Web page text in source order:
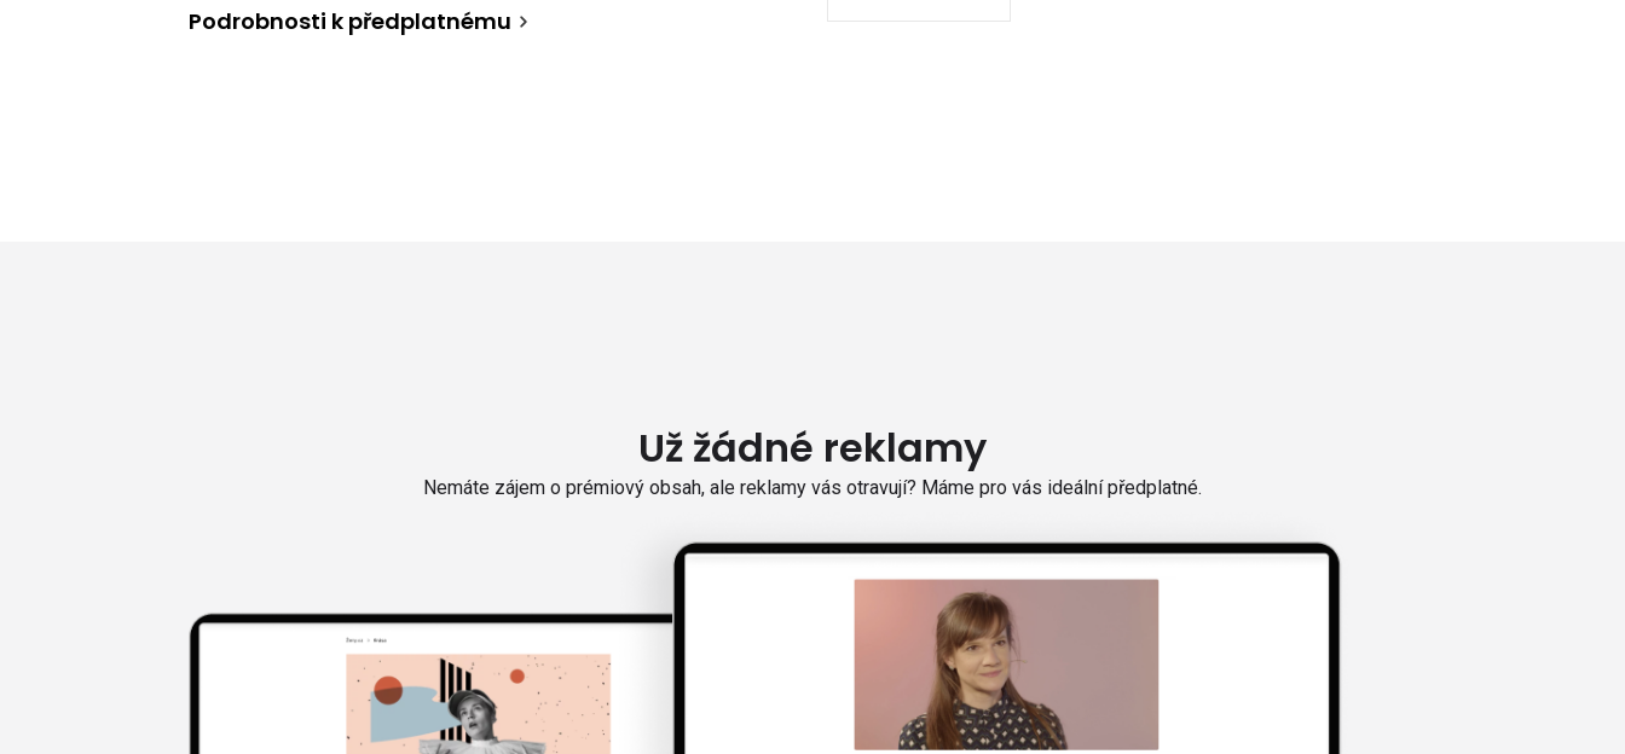
Podrobnosti k předplatnému
Už žádné reklamy
Nemáte zájem o prémiový obsah, ale reklamy vás otravují? Máme pro vás ideální předplatné.